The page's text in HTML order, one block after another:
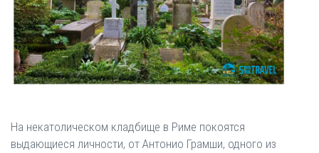
На некатолическом кладбище в Риме покоятся
выдающиеся личности, от Антонио Грамши, одного из